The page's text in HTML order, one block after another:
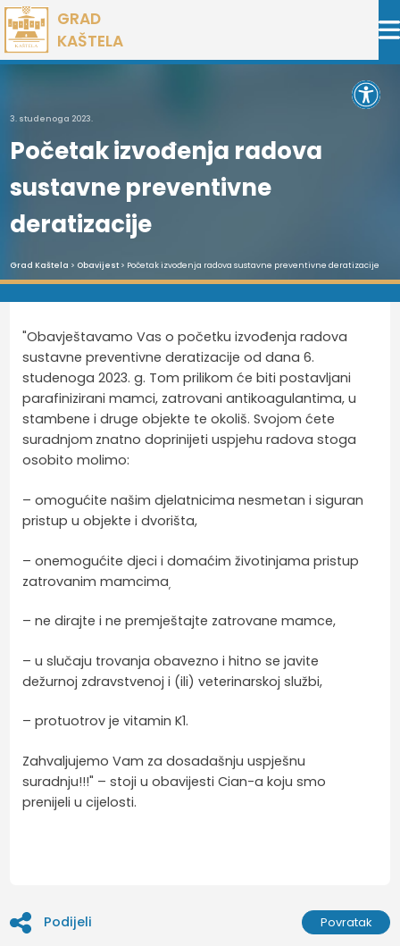
Preskoči
na
sadržaj
GRAD
KAŠTELA
3. studenoga 2023.
Početak izvođenja radova
sustavne preventivne
deratizacije
Grad Kaštela > Obavijest> Početak izvođenja radova sustavne preventivne deratizacije
"Obavještavamo Vas o početku izvođenja radova
sustavne preventivne deratizacije od dana 6.
parafinizirani mamci, zatrovani antikoagulantima, u
stambene i druge objekte te okoliš. Svojom ćete
suradnjom znatno doprinijeti uspjehu radova stoga
osobito molimo:
– omogućite našim djelatnicima nesmetan i
pristup u objekte i dvorišta,
– onemogućite djeci i domaćim životinjama pristup
zatrovanim mamcima,
– ne dirajte i ne premještajte zatrovane mamce,
– u slučaju trovanja obavezno i
dežurnoj zdravstvenoj i (ili) veterinarskoj službi,
– protuotrov je vitamin K1.
Zahvaljujemo Vam za dosadašnju uspješnu
suradnju!!!" – stoji u obavijesti Cian-a koju smo
prenijeli u cijelosti.
Podijeli Povratak